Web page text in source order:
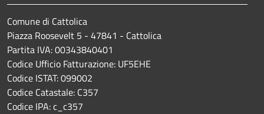
Comune di Cattolica
Piazza Roosevelt 5 - 47841 - Cattolica
Partita IVA: 00343840401
Codice Ufficio Fatturazione: UF5EHE
Codice ISTAT: 099002
Codice Catastale: C357
Codice IPA: c_c357